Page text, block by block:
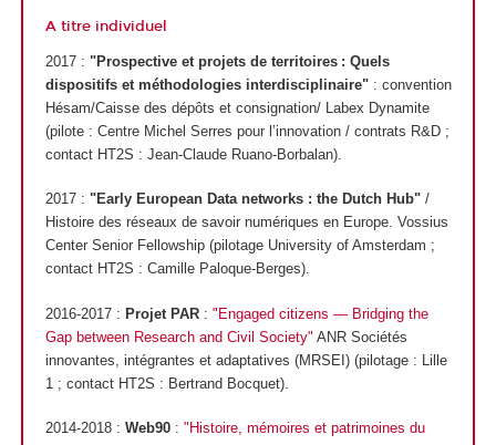
A titre individuel
2017 : "Prospective et projets de territoires : Quels
dispositifs et méthodologies interdisciplinaire": convention
Hésam/Caisse des dépôts et consignation/ Labex Dynamite
(pilote : Centre Michel Serres pour l’innovation / contrats R&D ;
contact HT2S : Jean-Claude Ruano-Borbalan).
2017 : "Early European Data networks : the Dutch Hub"/
Histoire des réseaux de savoir numériques en Europe. Vossius
Center Senior Fellowship (pilotage University of Amsterdam ;
contact HT2S : Camille Paloque-Berges).
2016-2017 : Projet PAR: "Engaged citizens — Bridging the
Gap between Research and Civil Society" ANR Sociétés
innovantes, intégrantes et adaptatives (MRSEI) (pilotage : Lille
1 ; contact HT2S : Bertrand Bocquet).
2014-2018 : Web90: "Histoire, mémoires et patrimoines du